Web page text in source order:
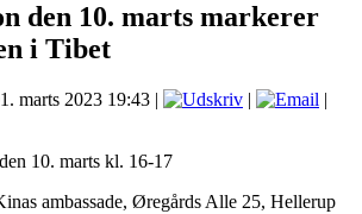
den 10. marts markerer
i Tibet
marts 2023 19:43 | |
|
marts kl. 16-17
ambassade, Øregårds Alle 25, Hellerup